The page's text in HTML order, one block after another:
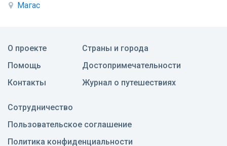
Магас
О проекте
Помощь
Контакты
Страны и города
Достопримечательности
Журнал о путешествиях
Сотрудничество
Пользовательское соглашение
Политика конфиденциальности